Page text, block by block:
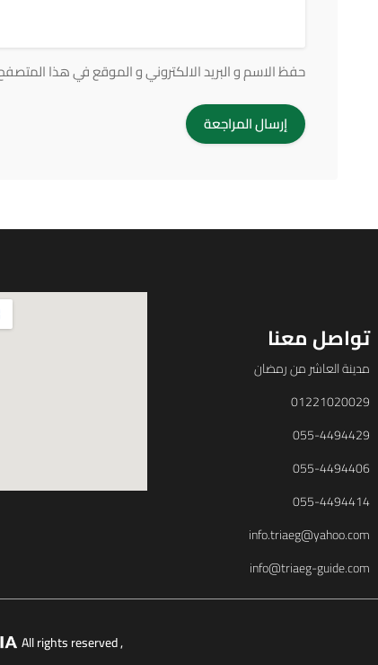
حفظ الاسم و البريد الالكتروني و الموقع في هذا
تواصل معنا
مدينة العاشر من رمضان
01221020029
055-4494429
055-4494406
055-4494414
info.triaeg@yahoo.com
info@triaeg-guide.com
, All rights reserved